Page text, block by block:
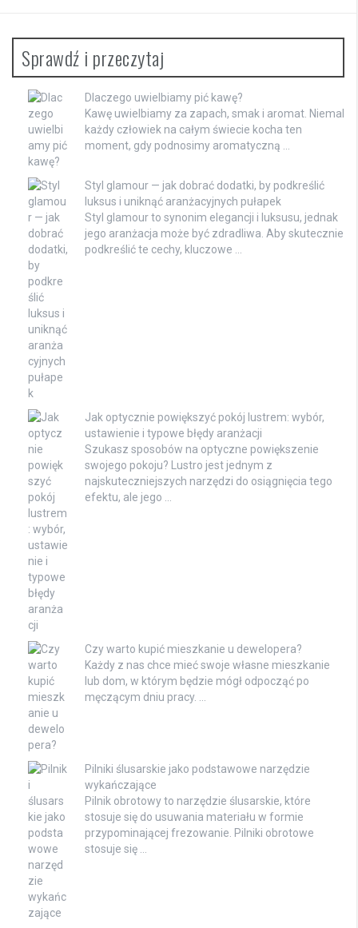
Sprawdź i przeczytaj
Dlaczego uwielbiamy pić kawę?
Kawę uwielbiamy za zapach, smak i aromat. Niemal
każdy człowiek na całym świecie kocha ten
moment, gdy podnosimy aromatyczną …
Styl glamour — jak dobrać dodatki, by podkreślić
luksus i uniknąć aranżacyjnych pułapek
Styl glamour to synonim elegancji i luksusu, jednak
jego aranżacja może być zdradliwa. Aby skutecznie
podkreślić te cechy, kluczowe …
Jak optycznie powiększyć pokój lustrem: wybór,
ustawienie i typowe błędy aranżacji
Szukasz sposobów na optyczne powiększenie
swojego pokoju? Lustro jest jednym z
najskuteczniejszych narzędzi do osiągnięcia tego
efektu, ale jego …
Czy warto kupić mieszkanie u dewelopera?
Każdy z nas chce mieć swoje własne mieszkanie
lub dom, w którym będzie mógł odpocząć po
męczącym dniu pracy. …
Pilniki ślusarskie jako podstawowe narzędzie
wykańczające
Pilnik obrotowy to narzędzie ślusarskie, które
stosuje się do usuwania materiału w formie
przypominającej frezowanie. Pilniki obrotowe
stosuje się …